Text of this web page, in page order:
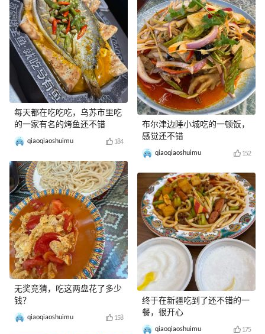
每天都在吃吃吃，乌苏市里吃
的一家有名的烤鱼还不错
qiaoqiaoshuimu 184
无奖竞猜，吃这两盘花了多少
钱？
qiaoqiaoshuimu 158
布尔津边陲小城吃的一顿饭，
感觉还不错
qiaoqiaoshuimu 152
终于在新疆吃到了还不错的一
餐，很开心
qiaoqiaoshuimu 175